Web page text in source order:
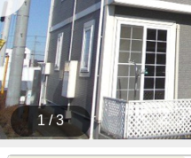
1 / 3